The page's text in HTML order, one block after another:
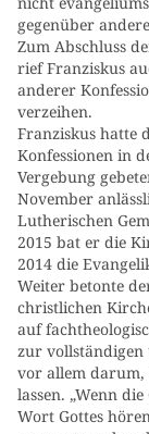
gegenüber
Zum Abschluss
rief Franziskus
anderer
verzeihen.
Franziskus hatte
Konfessionen in
Vergebung
November
Lutherischen
2015 bat er die
2014 die
Weiter betonte
christlichen
auf
zur vollständigen
vor allem darum,
lassen. „Wenn
Wort Gottes